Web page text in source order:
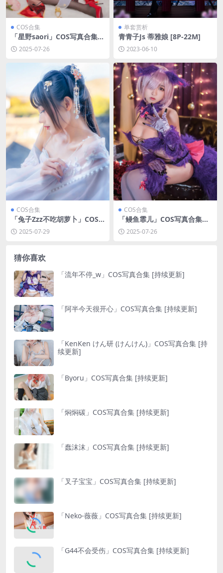
COS合集
「星野saori」COS写真合集
[持续更新]
2025-07-26
单套赏析
青青子Js 蒂雅娘 [8P-22M]
2023-06-10
COS合集
「兔子Zzz不吃胡萝卜」COS
写真合集 [持续更新]
2025-07-29
COS合集
「鳗鱼霏儿」COS写真合集
[持续更新]
2025-07-26
猜你喜欢
「流年不停_w」COS写真合集 [持续更新]
「阿半今天很开心」COS写真合集 [持续更新]
「KenKen けん研 (けんけん)」COS写真合集 [持
续更新]
「Byoru」COS写真合集 [持续更新]
「焖焖碳」COS写真合集 [持续更新]
「蠢沫沫」COS写真合集 [持续更新]
「叉子宝宝」COS写真合集 [持续更新]
「Neko-薇薇」COS写真合集 [持续更新]
「G44不会受伤」COS写真合集 [持续更新]